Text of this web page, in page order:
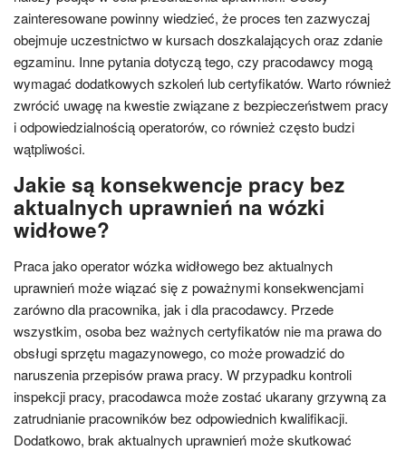
zainteresowane powinny wiedzieć, że proces ten zazwyczaj
obejmuje uczestnictwo w kursach doszkalających oraz zdanie
egzaminu. Inne pytania dotyczą tego, czy pracodawcy mogą
wymagać dodatkowych szkoleń lub certyfikatów. Warto również
zwrócić uwagę na kwestie związane z bezpieczeństwem pracy
i odpowiedzialnością operatorów, co również często budzi
wątpliwości.
Jakie są konsekwencje pracy bez
aktualnych uprawnień na wózki
widłowe?
Praca jako operator wózka widłowego bez aktualnych
uprawnień może wiązać się z poważnymi konsekwencjami
zarówno dla pracownika, jak i dla pracodawcy. Przede
wszystkim, osoba bez ważnych certyfikatów nie ma prawa do
obsługi sprzętu magazynowego, co może prowadzić do
naruszenia przepisów prawa pracy. W przypadku kontroli
inspekcji pracy, pracodawca może zostać ukarany grzywną za
zatrudnianie pracowników bez odpowiednich kwalifikacji.
Dodatkowo, brak aktualnych uprawnień może skutkować